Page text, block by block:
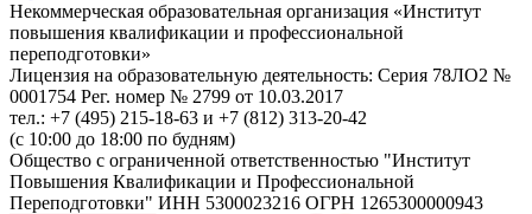
Некоммерческая образовательная организация «Институт
повышения квалификации и профессиональной
переподготовки»
Лицензия на образовательную деятельность: Серия 78ЛО2 №
0001754 Рег. номер № 2799 от 10.03.2017
тел.: +7 (495) 215-18-63 и +7 (812) 313-20-42
(с 10:00 до 18:00 по будням)
Общество с ограниченной ответственностью "Институт
Повышения Квалификации и Профессиональной
Переподготовки" ИНН 5300023216 ОГРН 1265300000943